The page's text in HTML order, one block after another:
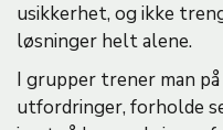
usikkerhet, og ikke
løsninger helt alene.
I grupper trener man
utfordringer, forholde